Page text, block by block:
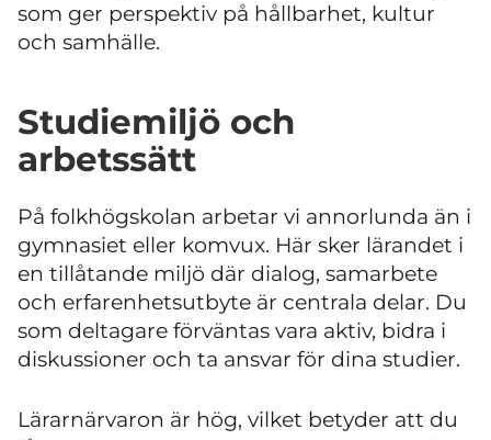
som ger perspektiv på hållbarhet, kultur
och samhälle.
Studiemiljö och
arbetssätt
På folkhögskolan arbetar vi annorlunda än i
gymnasiet eller komvux. Här sker lärandet i
en tillåtande miljö där dialog, samarbete
och erfarenhetsutbyte är centrala delar. Du
som deltagare förväntas vara aktiv, bidra i
diskussioner och ta ansvar för dina studier.
Lärarnärvaron är hög, vilket betyder att du